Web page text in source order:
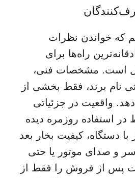
که خواندن نظرات
راه‌ها برای
است. مشخصات فنی،
نام برند، فقط بخشی از
واقعیت در جزئیاتی
استفاده روزمره دیده
دستگاه، کیفیت بخار بعد
سر و صدای موتور یا حتی
پس از فروش را فقط از